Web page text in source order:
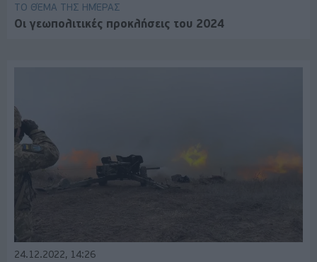
ΤΟ ΘΈΜΑ ΤΗΣ ΗΜΈΡΑΣ
Οι γεωπολιτικές προκλήσεις του 2024
24.12.2022, 14:26